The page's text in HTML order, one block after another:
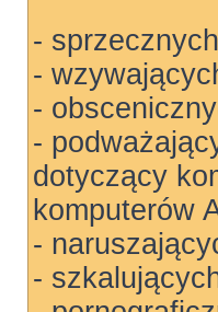
-
-
-
-
dotyczący
komputerów
-
-